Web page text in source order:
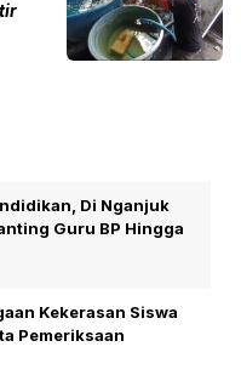
Di Nganjuk
Guru BP Hingga
Kekerasan Siswa
Pemeriksaan